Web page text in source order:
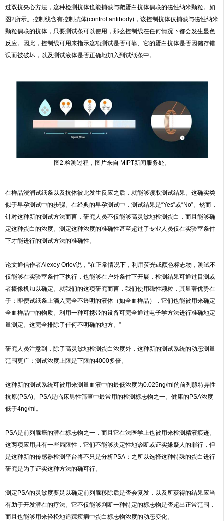
过双抗夹心方法，这种检测抗体也能捕获与靶蛋白抗体偶联的磁性纳米颗粒。如
图2所示。控制线含有控制抗体(control antibody)，该控制抗体仅捕获与磁性纳米
颗粒偶联的抗体，只要测试条可以使用，那么控制线在任何情况下都会发生显色
反应。因此，控制线可用来指示这项测试是否可靠、它的蛋白抗体是否因储存错
误而被破坏，以及测试液体是否正确地加入到试纸条中。
图2.检测过程，图片来自 MIPT新闻服务处。
在样品浸润试纸条以及抗体彼此发生反应之后，就能够读取测试结果。这确实类
似于早孕测试中的步骤。在经典的早孕测试中，测试结果是“Yes”或“No”。然而，
针对这种新的测试方法而言，研究人员不仅能够高灵敏地检测蛋白，而且能够确
定这种蛋白的浓度。测定这种浓度的准确性甚至超过了专业人员仅在实验室条件
下才能进行的测试方法的准确性。
论文通信作者Alexey Orlov说，“在正常情况下，利用荧光或颜色标志物，测试不
仅能够在实验室条件下执行，也能够在户外条件下开展，检测结果可通过目测或
者摄像机加以确定。就我们的这项研究而言，我们使用磁性颗粒，其显著优势在
于：即便试纸条上滴入完全不透明的液体（如全血样品），它们也能被用来确定
全血样品中的物质。利用一种可携带的设备可完全通过电子学方法进行准确地定
量测定。这完全排除了任何不明确的地方。”
研究人员注意到，除了高灵敏地检测蛋白浓度外，这种新的测试系统的动态测量
范围更广：测试浓度上限是下限的4000多倍。
这种新的测试系统可被用来测量血液中的最低浓度为0.025ng/ml的前列腺特异性
抗原(PSA)。PSA是临床男性筛查中最常用的检测标志物之一。健康的PSA浓度
低于4ng/ml。
PSA是前列腺癌的潜在标志物之一，而且它在法医学上也被用来检测精液痕迹。
这两项应用具有一些局限性，它们不能够决定性地诊断或证实嫌疑人的罪行，但
是这种新的传感器检测平台将不只是分析PSA；之所以选择这种特殊的蛋白进行
研究是为了证实这种方法的确可行。
测定PSA的灵敏度要足以确定前列腺移除后是否会复发，以及所获得的结果应当
有助于开发潜在的疗法。它不仅能够判断一种特定的标志物是否超出正常范围，
而且也能够用来轻松地追踪疾病中蛋白标志物浓度的动态变化。